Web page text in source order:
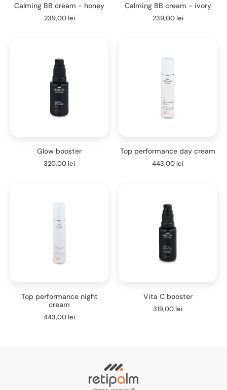
Calming BB cream - honey
239,00 lei
Calming BB cream - ivory
239,00 lei
Glow booster
320,00 lei
Top performance day cream
443,00 lei
Top performance night
cream
443,00 lei
Vita C booster
319,00 lei